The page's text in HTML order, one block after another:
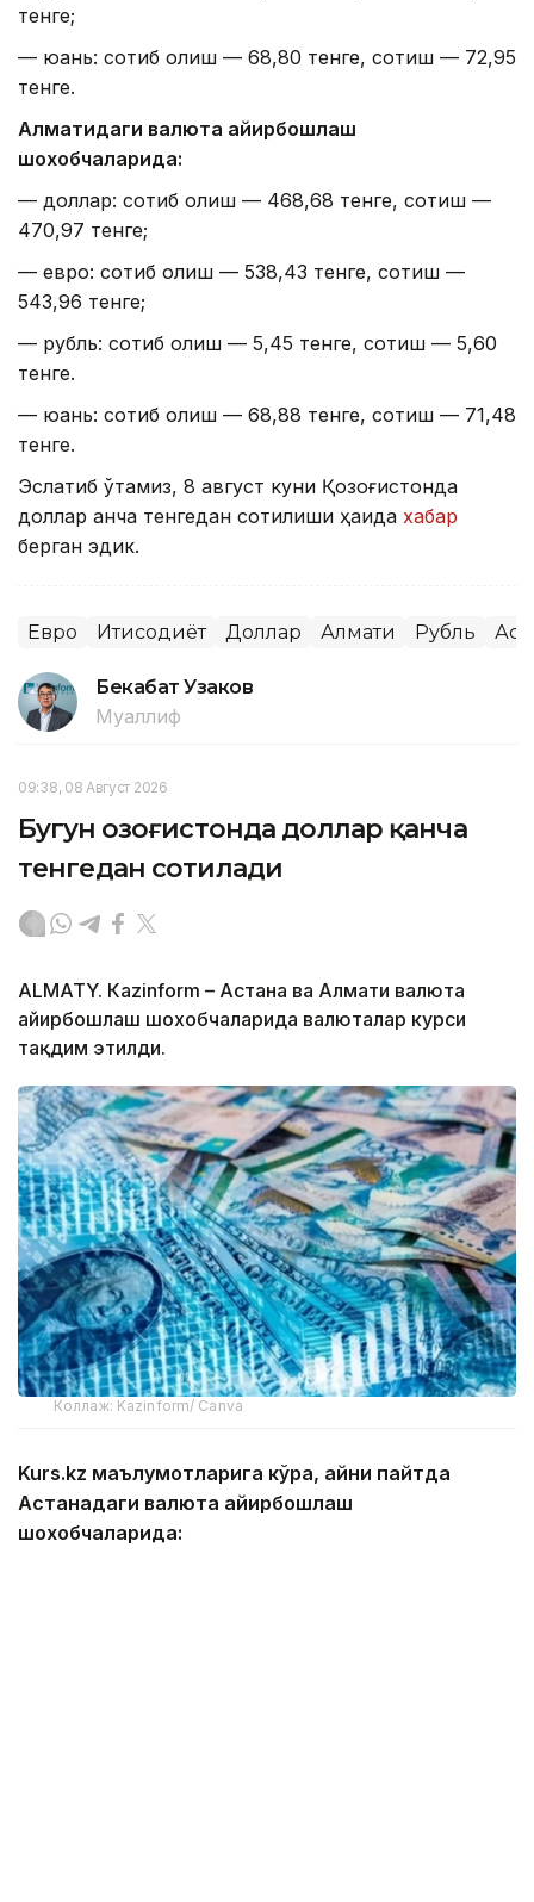
тенге;
— юань: сотиб олиш — 68,80 тенге, сотиш — 72,95
тенге.
Алматидаги валюта айирбошлаш
шохобчаларида:
— доллар: сотиб олиш — 468,68 тенге, сотиш —
470,97 тенге;
— евро: сотиб олиш — 538,43 тенге, сотиш —
543,96 тенге;
— рубль: сотиб олиш — 5,45 тенге, сотиш — 5,60
тенге.
— юань: сотиб олиш — 68,88 тенге, сотиш — 71,48
тенге.
Эслатиб ўтамиз, 8 август куни Қозоғистонда
доллар қанча тенгедан сотилиши ҳақида хабар
берган эдик.
Евро Иқтисодиёт Доллар Алмати Рубль
Бекабат Узаков
Муаллиф
09:38, 08 Август 2026
Бугун Қозоғистонда доллар қанча
тенгедан сотилади
ALMATY. Кazinform – Астана ва Алмати валюта
айирбошлаш шохобчаларида валюталар курси
тақдим этилди.
Коллаж: Kazinform/ Canva
Kurs.kz маълумотларига кўра, айни пайтда
Астанадаги валюта айирбошлаш
шохобчаларида: